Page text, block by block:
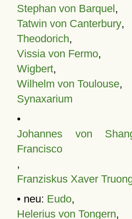
Stephan von Barquel,
Tatwin von Canterbury,
Theodorich,
Vissia von Fermo,
Wigbert,
Wilhelm von Toulouse,
Synaxarium
•
Johannes von
Francisco
,
Franziskus Xaver
• neu: Eudo,
Helerius von Tongern,